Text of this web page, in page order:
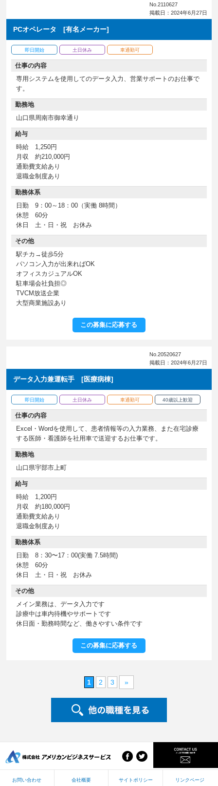
No.2110627
掲載日：2024年6月27日
PCオペレータ [有名メーカー]
即日開始 土日休み 車通勤可
仕事の内容
専用システムを使用してのデータ入力、営業サポートのお仕事で
す。
勤務地
山口県周南市御幸通り
給与
時給 1,250円
月収 約210,000円
通勤費支給あり
退職金制度あり
勤務体系
日勤 9：00～18：00（実働 8時間）
休憩 60分
休日 土・日・祝 お休み
その他
駅チカ→徒歩5分
パソコン入力が出来ればOK
オフィスカジュアルOK
駐車場会社負担◎
TVCM放送企業
大型商業施設あり
この募集に応募する
No.20520627
掲載日：2024年6月27日
データ入力兼運転手 [医療病棟]
即日開始 土日休み 車通勤可 40歳以上歓迎
仕事の内容
Excel・Wordを使用して、患者情報等の入力業務、また在宅診療
する医師・看護師を社用車で送迎するお仕事です。
勤務地
山口県宇部市上町
給与
時給 1,200円
月収 約180,000円
通勤費支給あり
退職金制度あり
勤務体系
日勤 8：30〜17：00(実働 7.5時間)
休憩 60分
休日 土・日・祝 お休み
その他
メイン業務は、データ入力です
診療中は車内待機やサポートです
休日面・勤務時間など、働きやすい条件です
この募集に応募する
1 2 3 »
お問い合わせ 会社概要 サイトポリシー リンクページ